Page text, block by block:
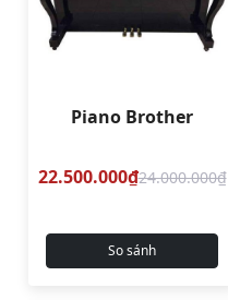
Piano Brother
22.500.000₫24.000.000₫
So sánh